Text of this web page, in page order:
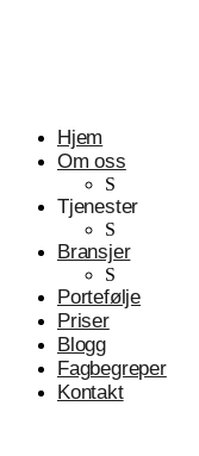
Hjem
Om oss
S
Tjenester
S
Bransjer
S
Portefølje
Priser
Blogg
Fagbegreper
Kontakt